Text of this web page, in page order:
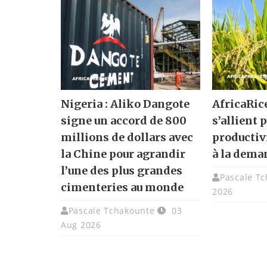
Nigeria : Aliko Dangote
signe un accord de 800
millions de dollars avec
la Chine pour agrandir
l’une des plus grandes
cimenteries au monde
Pascale Tchakounte
03
Aug 2026
s’allient
à la
Pascale
2026